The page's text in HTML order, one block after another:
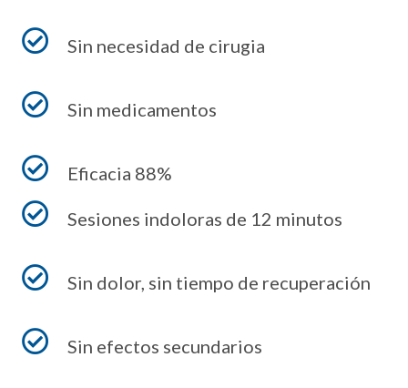
Sin necesidad de cirugia
Sin medicamentos
Eficacia 88%
Sesiones indoloras de 12 minutos
Sin dolor, sin tiempo de recuperación
Sin efectos secundarios